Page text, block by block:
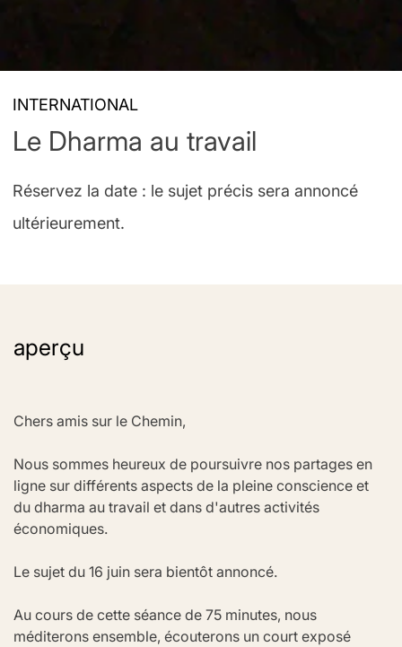
INTERNATIONAL
Le Dharma au travail
Réservez la date : le sujet précis sera annoncé
ultérieurement.
aperçu
Chers amis sur le Chemin,
Nous sommes heureux de poursuivre nos partages en
ligne sur différents aspects de la pleine conscience et
du dharma au travail et dans d'autres activités
économiques.
Le sujet du 16 juin sera bientôt annoncé.
Au cours de cette séance de 75 minutes, nous
méditerons ensemble, écouterons un court exposé